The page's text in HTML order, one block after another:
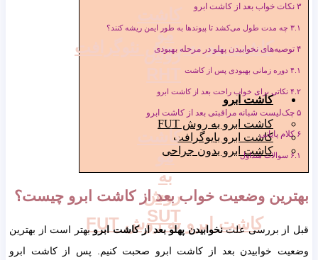
کاشت مو به روش نئوگرافت
کاشت ابرو
کاشت ابرو به روش FUT
کاشت ابرو بایوگرافت
کاشت ابرو بدون جراحی
کاشت ابرو به روش FUT
کاشت
مو
روش
RHT
کاشت
مو
به
روش
SUT
خواب بعد از کاشت ابرو
چه مدت طول می‌کشد تا پیوندها به طور ایمن ریشه کنند؟
نخوابیدن پهلو در مرحله بهبودی
دوره زمانی بهبودی پس از کاشت
نکاتی برای خواب راحت بعد از کاشت ابرو
شبانه مراقبتی بعد از کاشت ابرو
پایانی
سوالات متداول
وضعیت خواب بعد از کاشت ابرو چیست؟
بررسی علتنخوابیدن پهلو بعد از کاشت ابروبهتر است از بهترین
خوابیدن بعد از کاشت ابرو صحبت کنیم. پس از کاشت ابرو